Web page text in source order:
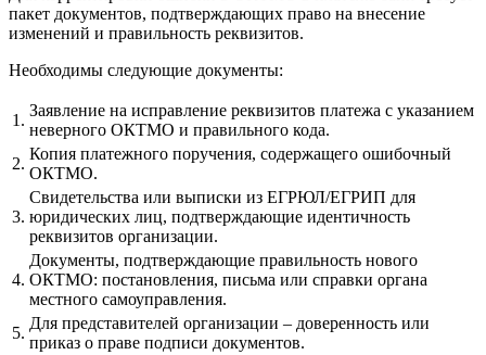
пакет документов, подтверждающих право на внесение
изменений и правильность реквизитов.
Необходимы следующие документы:
1.
Заявление на исправление реквизитов платежа с указанием
неверного ОКТМО и правильного кода.
2.
Копия платежного поручения, содержащего ошибочный
ОКТМО.
3.
Свидетельства или выписки из ЕГРЮЛ/ЕГРИП для
юридических лиц, подтверждающие идентичность
реквизитов организации.
4.
Документы, подтверждающие правильность нового
ОКТМО: постановления, письма или справки органа
местного самоуправления.
5.
Для представителей организации – доверенность или
приказ о праве подписи документов.